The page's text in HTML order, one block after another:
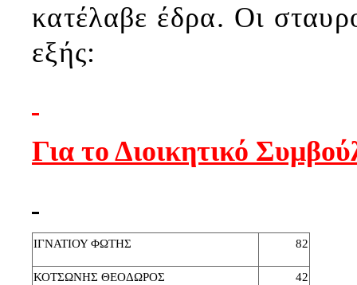
κατέλαβε έδρα. Οι
εξής:
Για το Διοικητικό
ΙΓΝΑΤΙΟΥ ΦΩΤΗΣ 82
ΚΟΤΣΩΝΗΣ ΘΕΟΔΩΡΟΣ 42